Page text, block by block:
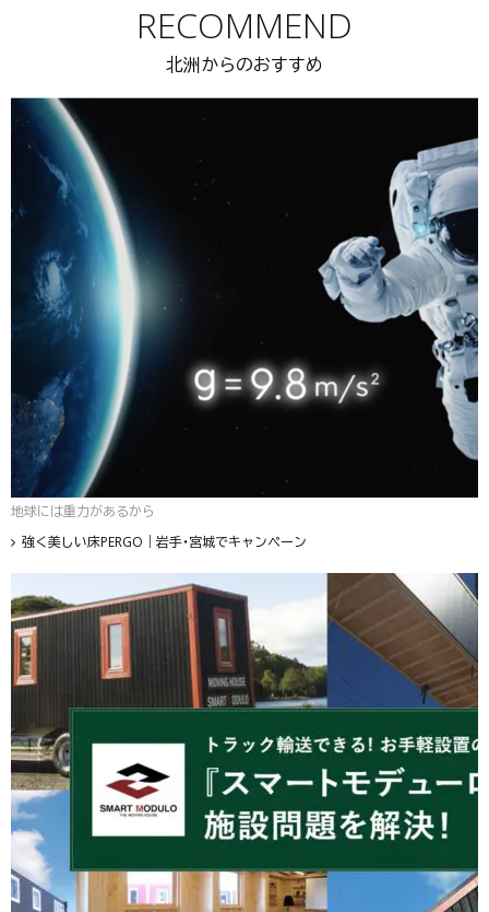
RECOMMEND
北洲からのおすすめ
地球には重力があるから
強く美しい床PERGO｜岩手・宮城でキャンペーン